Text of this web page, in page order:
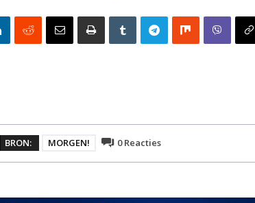
BRON: MORGEN! 0Reacties